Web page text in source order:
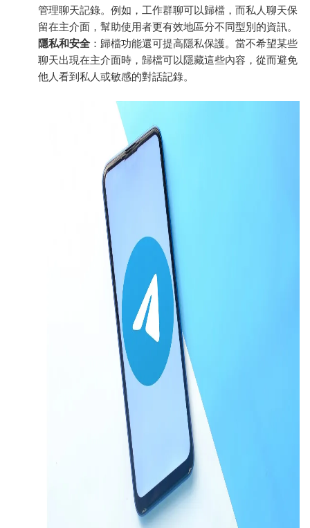
管理聊天記錄。例如，工作群聊可以歸檔，而私人聊天保
留在主介面，幫助使用者更有效地區分不同型別的資訊。
隱私和安全：歸檔功能還可提高隱私保護。當不希望某些
聊天出現在主介面時，歸檔可以隱藏這些內容，從而避免
他人看到私人或敏感的對話記錄。